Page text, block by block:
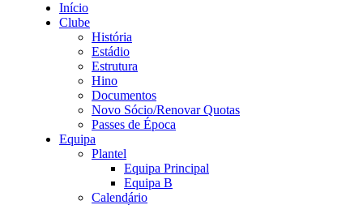
Início
Clube
História
Estádio
Estrutura
Hino
Documentos
Novo Sócio/Renovar Quotas
Passes de Época
Equipa
Plantel
Equipa Principal
Equipa B
Calendário